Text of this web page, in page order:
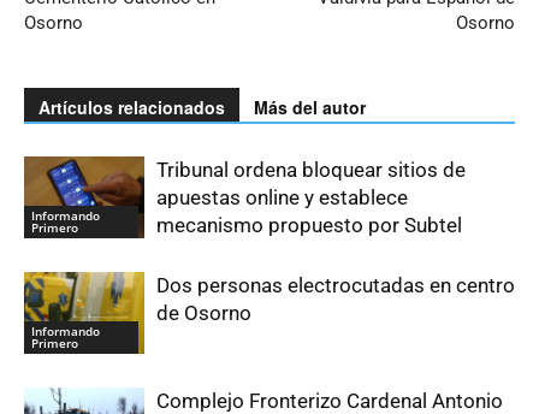
Osorno
Osorno
Artículos relacionados Más del autor
Informando
Primero
Tribunal ordena bloquear sitios de
apuestas online y establece
mecanismo propuesto por Subtel
Informando
Primero
Dos personas electrocutadas en centro
de Osorno
Complejo Fronterizo Cardenal Antonio